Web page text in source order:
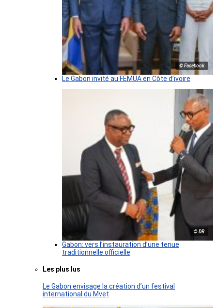
© Facebook
Le Gabon invité au FEMUA en Côte d’ivoire
© DR
Gabon: vers l’instauration d’une tenue
traditionnelle officielle
Les plus lus
Le Gabon envisage la création d’un festival
international du Mvet